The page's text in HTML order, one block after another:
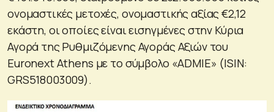
ονομαστικές μετοχές, ονομαστικής αξίας €2,12
εκάστη, οι οποίες είναι εισηγμένες στην Κύρια
Αγορά της Ρυθμιζόμενης Αγοράς Αξιών του
Euronext Athens με το σύμβολο «ADMIE» (ISIN:
GRS518003009).